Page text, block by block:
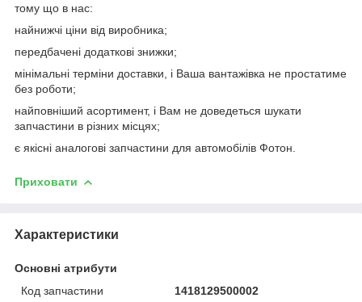
тому що в нас:
найнижчі ціни від виробника;
передбачені додаткові знижки;
мінімальні терміни доставки, і Ваша вантажівка не простатиме
без роботи;
найповніший асортимент, і Вам не доведеться шукати
запчастини в різних місцях;
є якісні аналогові запчастини для автомобілів Фотон.
Приховати
Характеристики
Основні атрибути
Код запчастини
1418129500002